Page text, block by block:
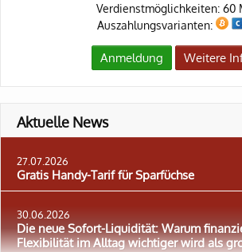
Verdienstmöglichkeiten: 60
Auszahlungsvarianten:
Anmeldung Weitere
Aktuelle News
27.07.2026
Gratis Handy-Tarif für Sparfüchse
30.06.2026
Die neue Sofort-Liquidität: Warum
Flexibilität im Alltag wichtiger wird als